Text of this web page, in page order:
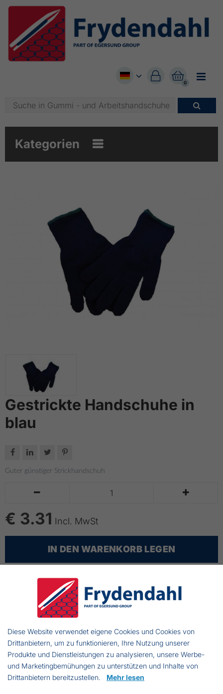


0

Kategorien 
Gestrickte Handschuhe in
blau
   
Guter günstiger Strickhandschuh
 
€ 3.31 Incl. MwSt
IN DEN WARENKORB LEGEN
Gestrickte Handschuhe
Aus marineblauen Thermofiber gestrickt
One Size
Warme Handschuhe für viele verschiedene Zwecke
Diese Website verwendet eigene Cookies und Cookies von
Drittanbietern, um zu funktionieren, Ihre Nutzung unserer
Produkte und Dienstleistungen zu analysieren, unsere Werbe-
und Marketingbemühungen zu unterstützen und Inhalte von
Drittanbietern bereitzustellen. Mehr lesen